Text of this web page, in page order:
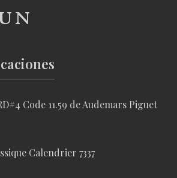
Code 11.59 de Audemars Piguet
Calendrier 7337